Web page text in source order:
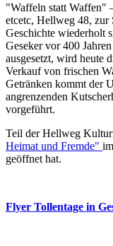
"Waffeln statt Waffen"
etcetc, Hellweg 48,
Geschichte wiederholt
Geseker vor 400
ausgesetzt, wird heute
Verkauf von frischen
Getränken kommt der
angrenzenden
vorgeführt.
Teil der Hellweg
Heimat und Fremde"
geöffnet hat.
Flyer Tollentage in